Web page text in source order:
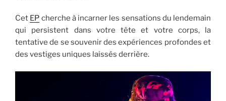
Cet EP cherche à incarner les sensations du lendemain
qui persistent dans votre tête et votre corps, la
tentative de se souvenir des expériences profondes et
des vestiges uniques laissés derrière.